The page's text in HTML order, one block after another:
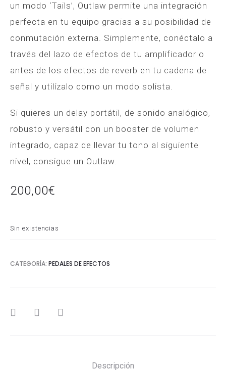
un modo ‘Tails’, Outlaw permite una integración
perfecta en tu equipo gracias a su posibilidad de
conmutación externa. Simplemente, conéctalo a
través del lazo de efectos de tu amplificador o
antes de los efectos de reverb en tu cadena de
señal y utilízalo como un modo solista.
Si quieres un delay portátil, de sonido analógico,
robusto y versátil con un booster de volumen
integrado, capaz de llevar tu tono al siguiente
nivel, consigue un Outlaw.
200,00€
Sin existencias
CATEGORÍA: PEDALES DE EFECTOS
SHARE
Descripción